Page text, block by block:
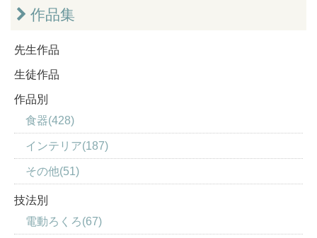
作品集
先生作品
生徒作品
作品別
食器(428)
インテリア(187)
その他(51)
技法別
電動ろくろ(67)